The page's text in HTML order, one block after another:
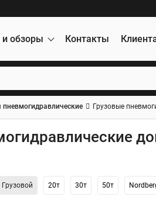
и обзоры Контакты
Грузовые
Грузовой 20т 30т 50т